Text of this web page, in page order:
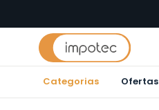
Categorias Ofertas